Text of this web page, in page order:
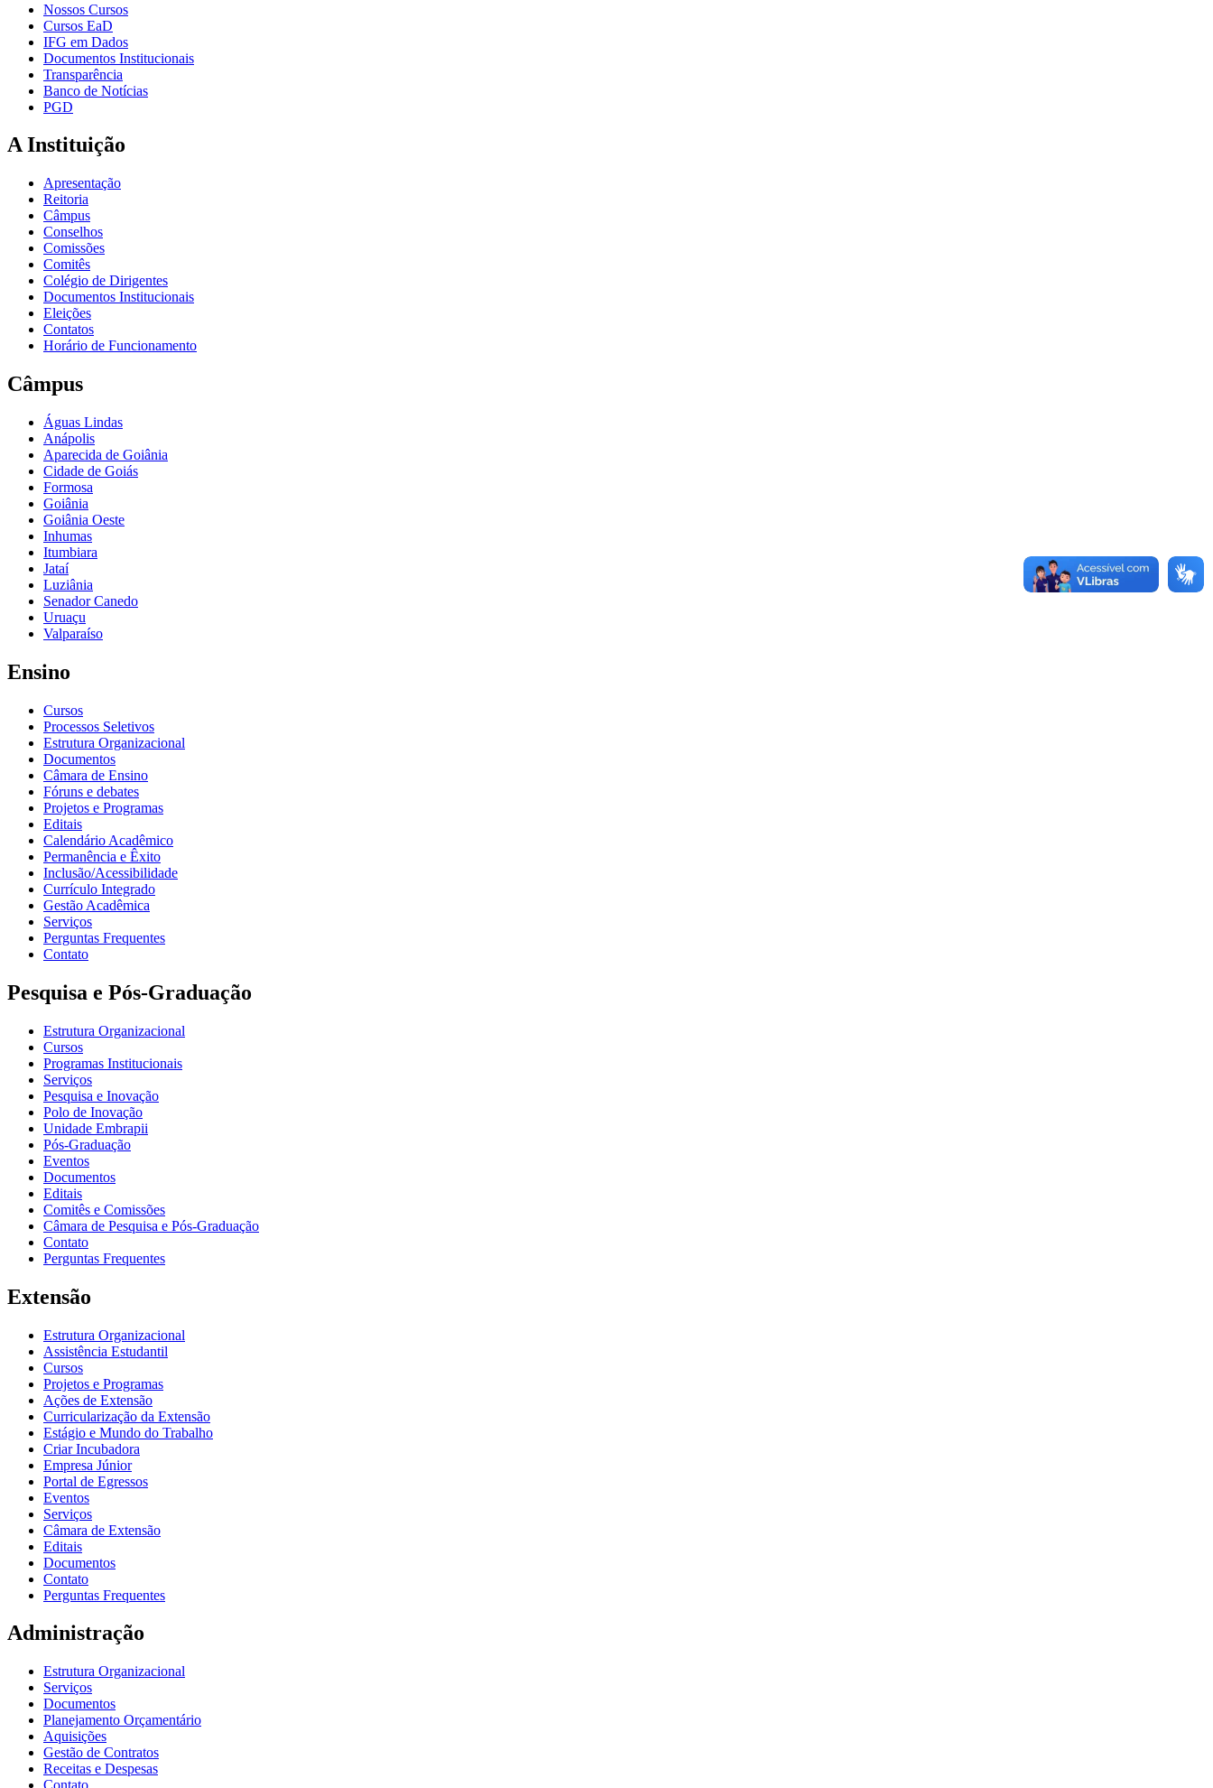
Nossos Cursos
Cursos EaD
IFG em Dados
Documentos Institucionais
Transparência
Banco de Notícias
PGD
A Instituição
Apresentação
Reitoria
Câmpus
Conselhos
Comissões
Comitês
Colégio de Dirigentes
Documentos Institucionais
Eleições
Contatos
Horário de Funcionamento
Câmpus
Águas Lindas
Anápolis
Aparecida de Goiânia
Cidade de Goiás
Formosa
Goiânia
Goiânia Oeste
Inhumas
Itumbiara
Jataí
Luziânia
Senador Canedo
Uruaçu
Valparaíso
Ensino
Cursos
Processos Seletivos
Estrutura Organizacional
Documentos
Câmara de Ensino
Fóruns e debates
Projetos e Programas
Editais
Calendário Acadêmico
Permanência e Êxito
Inclusão/Acessibilidade
Currículo Integrado
Gestão Acadêmica
Serviços
Perguntas Frequentes
Contato
Pesquisa e Pós-Graduação
Estrutura Organizacional
Cursos
Programas Institucionais
Serviços
Pesquisa e Inovação
Polo de Inovação
Unidade Embrapii
Pós-Graduação
Eventos
Documentos
Editais
Comitês e Comissões
Câmara de Pesquisa e Pós-Graduação
Contato
Perguntas Frequentes
Extensão
Estrutura Organizacional
Assistência Estudantil
Cursos
Projetos e Programas
Ações de Extensão
Curricularização da Extensão
Estágio e Mundo do Trabalho
Criar Incubadora
Empresa Júnior
Portal de Egressos
Eventos
Serviços
Câmara de Extensão
Editais
Documentos
Contato
Perguntas Frequentes
Administração
Estrutura Organizacional
Serviços
Documentos
Planejamento Orçamentário
Aquisições
Gestão de Contratos
Receitas e Despesas